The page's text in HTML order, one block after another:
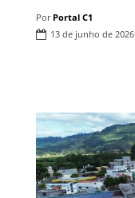
Por Portal C1
13 de junho de 2026